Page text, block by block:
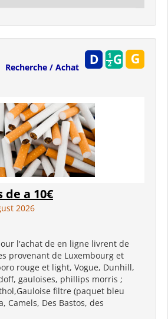
Recherche / Achat
de a 10€
2026
l'achat de en ligne livrent de
provenant de Luxembourg et
rouge et light, Vogue, Dunhill,
gauloises, phillips morris ;
filtre (paquet bleu
Camels, Des Bastos, des